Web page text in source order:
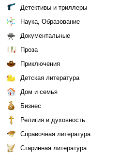
Детективы и триллеры
Наука, Образование
Документальные
Проза
Приключения
Детская литература
Дом и семья
Бизнес
Религия и духовность
Справочная литература
Старинная литература